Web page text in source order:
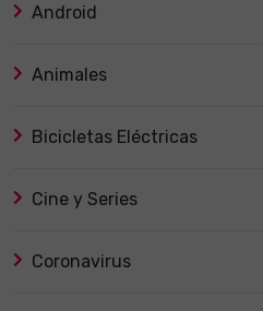
Android
Animales
Bicicletas Eléctricas
Cine y Series
Coronavirus